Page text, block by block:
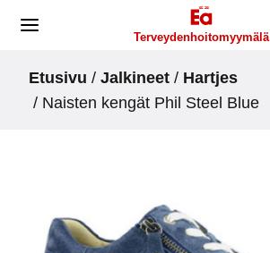
Skip
Terveydenhoitomyymälä
Etusivu / Jalkineet / Hartjes
/ Naisten kengät Phil Steel Blue